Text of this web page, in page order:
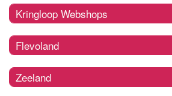
Kringloop Webshops
Flevoland
Zeeland